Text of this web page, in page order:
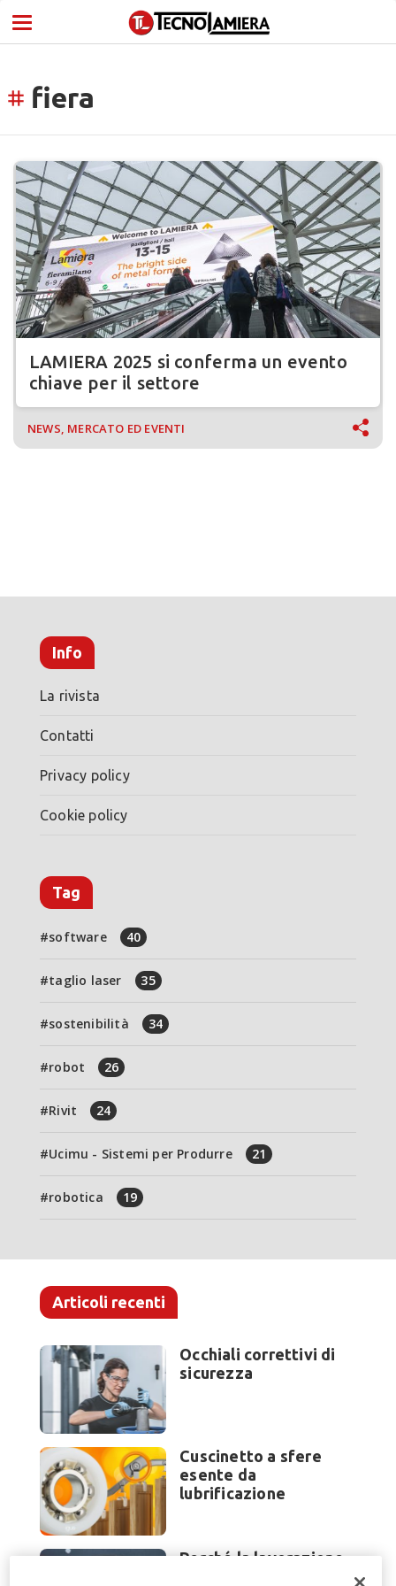
tag fiera
LAMIERA 2025 si conferma un evento
chiave per il settore
NEWS, MERCATO ED EVENTI
Info
La rivista
Contatti
Privacy policy
Cookie policy
Tag
software 40
taglio laser 35
sostenibilità 34
robot 26
Rivit 24
Ucimu - Sistemi per Produrre 21
robotica 19
Articoli recenti
Occhiali correttivi di
sicurezza
Cuscinetto a sfere
esente da
lubrificazione
Perché la lavorazione